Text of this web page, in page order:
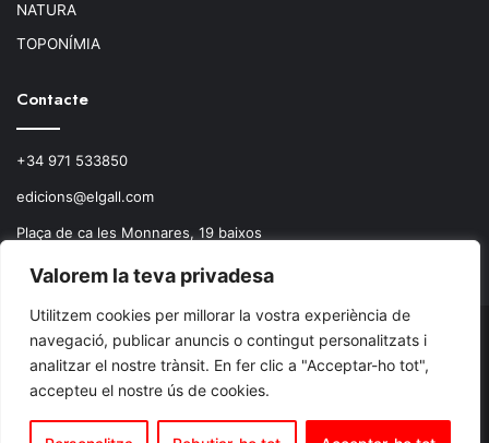
Valorem la teva privadesa
Utilitzem cookies per millorar la vostra experiència de
navegació, publicar anuncis o contingut personalitzats i
analitzar el nostre trànsit. En fer clic a "Acceptar-ho tot",
accepteu el nostre ús de cookies.
NATURA
TOPONÍMIA
Contacte
+34 971 533850
edicions@elgall.com
Plaça de ca les Monnares, 19 baixos
© Copyright 2026, Todos los derechos reservados.
Facebook
X